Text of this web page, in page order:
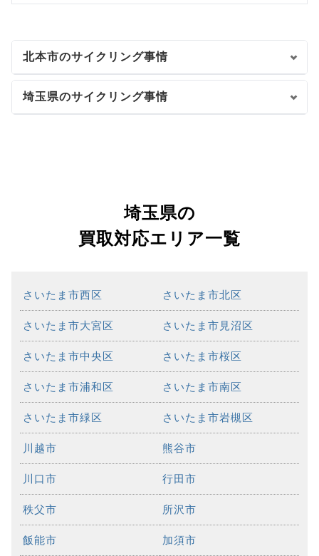
北本市のサイクリング事情
埼玉県のサイクリング事情
埼玉県の
買取対応エリア一覧
さいたま市西区 さいたま市北区
さいたま市大宮区 さいたま市見沼区
さいたま市中央区 さいたま市桜区
さいたま市浦和区 さいたま市南区
さいたま市緑区 さいたま市岩槻区
川越市 熊谷市
川口市 行田市
秩父市 所沢市
飯能市 加須市